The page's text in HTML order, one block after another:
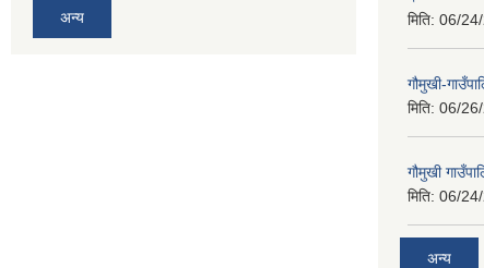
अन्य
मिति: 06/
गौमुखी-
मिति: 06/
गौमुखी
मिति: 06/
अन्य